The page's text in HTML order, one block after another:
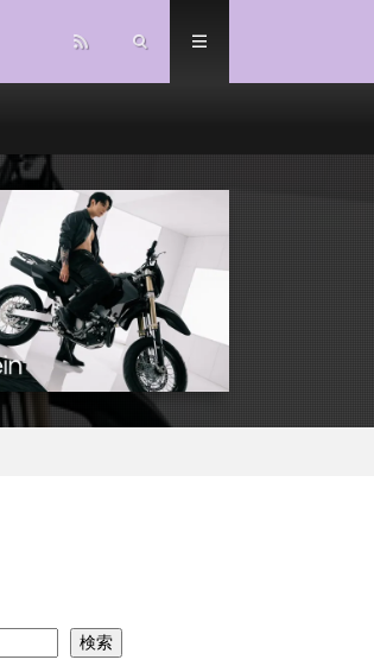
検索